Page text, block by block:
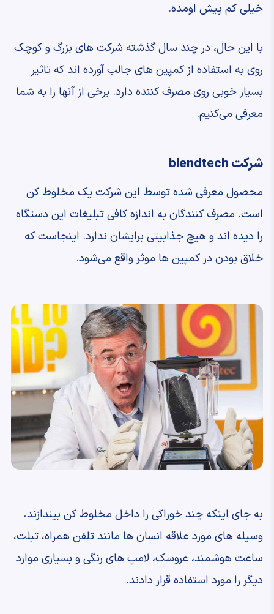
خیلی کم پیش اومده.
با این حال، در چند سال گذشته شرکت های بزرگ و کوچک
روی به استفاده از کمپین های جالب آورده اند که تاثیر
بسیار خوبی روی مصرف کننده دارد. برخی از آنها را به شما
معرفی می‌کنیم.
شرکت blendtech
محصول معرفی شده توسط این شرکت یک مخلوط کن
است. مصرف کنندگان به اندازه کافی تبلیغات این دستگاه
را دیده اند و هیچ جذابیتی برایشان ندارد. اینجاست که
خلاق بودن در کمپین ها موثر واقع می‌شود.
به جای اینکه چند خوراکی را داخل مخلوط کن بیندازند،
وسیله های مورد علاقه انسان ها مانند تلفن همراه، تبلت،
ساعت هوشمند، عروسک، لامپ های رنگی و بسیاری موارد
دیگر را مورد استفاده قرار دادند.